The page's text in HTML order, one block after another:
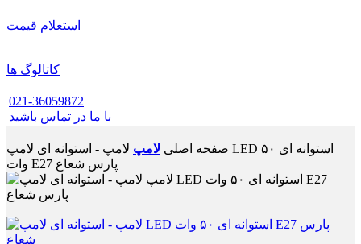
استعلام قیمت
کاتالوگ ها
021-36059872
با ما در تماس باشید
صفحه اصلی لامپ لامپ - استوانه ای لامپ LED استوانه ای ۵۰
وات E27 پارس شعاع